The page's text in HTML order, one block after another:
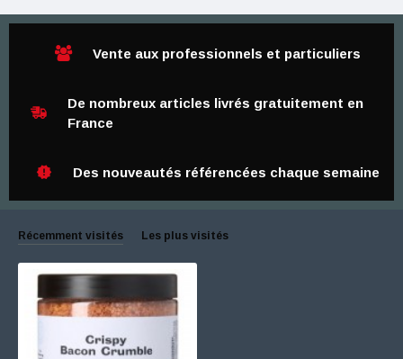
Vente aux professionnels et particuliers
De nombreux articles livrés gratuitement en
France
Des nouveautés référencées chaque semaine
Récemment visités Les plus visités